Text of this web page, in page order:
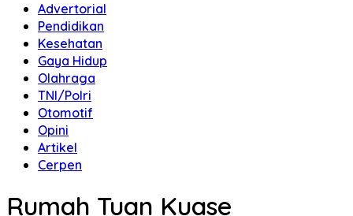
Advertorial
Pendidikan
Kesehatan
Gaya Hidup
Olahraga
TNI/Polri
Otomotif
Opini
Artikel
Cerpen
Rumah Tuan Kuase